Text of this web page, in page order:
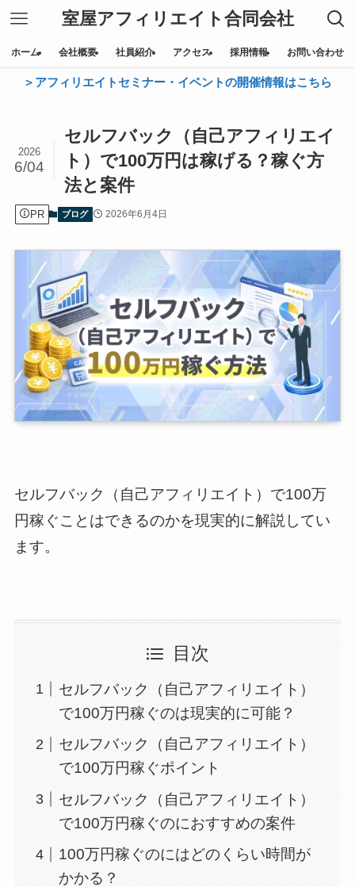
室屋アフィリエイト合同会社
ホーム 会社概要 社員紹介 アクセス 採用情報 お問い合わせ
＞アフィリエイトセミナー・イベントの開催情報はこちら
セルフバック（自己アフィリエイ
ト）で100万円は稼げる？稼ぐ方
法と案件
2026
6/04
PR ブログ 2026年6月4日
セルフバック（自己アフィリエイト）で100万
円稼ぐことはできるのかを現実的に解説してい
ます。
目次
セルフバック（自己アフィリエイト）
で100万円稼ぐのは現実的に可能？
セルフバック（自己アフィリエイト）
で100万円稼ぐポイント
セルフバック（自己アフィリエイト）
で100万円稼ぐのにおすすめの案件
100万円稼ぐのにはどのくらい時間が
かかる？